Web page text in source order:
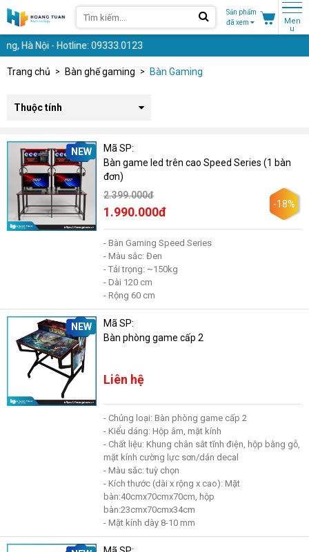
Sản phẩm
đã xem
Men
u
Nội - Hotline: 09333.0123
Trang chủ Bàn ghế gaming Bàn Gaming
Thuộc tính
NEW
Mã SP:
Bàn game led trên cao Speed Series (1 bàn
đơn)
2.399.000đ
1.990.000đ
-18%
- Bàn Gaming Speed Series
- Màu sắc: Đen
- Tải trọng: ~150kg
- Dài 120 cm
- Rộng 60 cm
NEW
Mã SP:
Bàn phòng game cấp 2
Liên hệ
- Chủng loại: Bàn phòng game cấp 2
- Kiểu dáng: Hộp âm, mặt kính
- Chất liệu: Khung chân sắt tĩnh điện, hộp bằng gỗ,
mặt kính cường lực sơn/dán decal
- Màu sắc: tuỳ chọn
- Kích thước (dài x rộng x cao): Mặt
bàn:40cmx70cmx70cm, hộp
bàn:23cmx70cmx34cm
- Mặt kính dày 8-10 mm